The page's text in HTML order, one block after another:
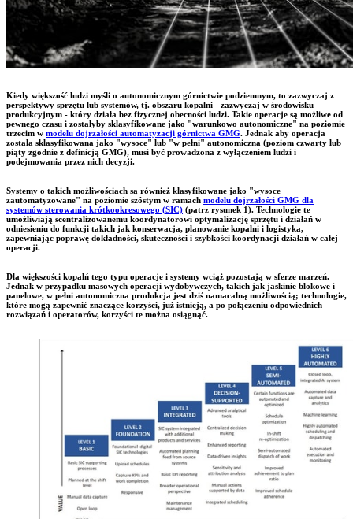
Kiedy większość ludzi myśli o autonomicznym górnictwie podziemnym, to zazwyczaj z
perspektywy sprzętu lub systemów, tj. obszaru kopalni - zazwyczaj w środowisku
produkcyjnym - który działa bez fizycznej obecności ludzi. Takie operacje są możliwe od
pewnego czasu i zostałyby sklasyfikowane jako "warunkowo autonomiczne" na poziomie
trzecim w modelu dojrzałości automatyzacji górnictwa GMG. Jednak aby operacja
została sklasyfikowana jako "wysoce" lub "w pełni" autonomiczna (poziom czwarty lub
piąty zgodnie z definicją GMG), musi być prowadzona z wyłączeniem ludzi i
podejmowania przez nich decyzji.
Systemy o takich możliwościach są również klasyfikowane jako "wysoce
zautomatyzowane" na poziomie szóstym w ramach modelu dojrzałości GMG dla
systemów sterowania krótkookresowego (SIC) (patrz rysunek 1). Technologie te
umożliwiają scentralizowanemu koordynatorowi optymalizację sprzętu i działań w
odniesieniu do funkcji takich jak konserwacja, planowanie kopalni i logistyka,
zapewniając poprawę dokładności, skuteczności i szybkości koordynacji działań w całej
operacji.
Dla większości kopalń tego typu operacje i systemy wciąż pozostają w sferze marzeń.
Jednak w przypadku masowych operacji wydobywczych, takich jak jaskinie blokowe i
panelowe, w pełni autonomiczna produkcja jest dziś namacalną możliwością; technologie,
które mogą zapewnić znaczące korzyści, już istnieją, a po połączeniu odpowiednich
rozwiązań i operatorów, korzyści te można osiągnąć.